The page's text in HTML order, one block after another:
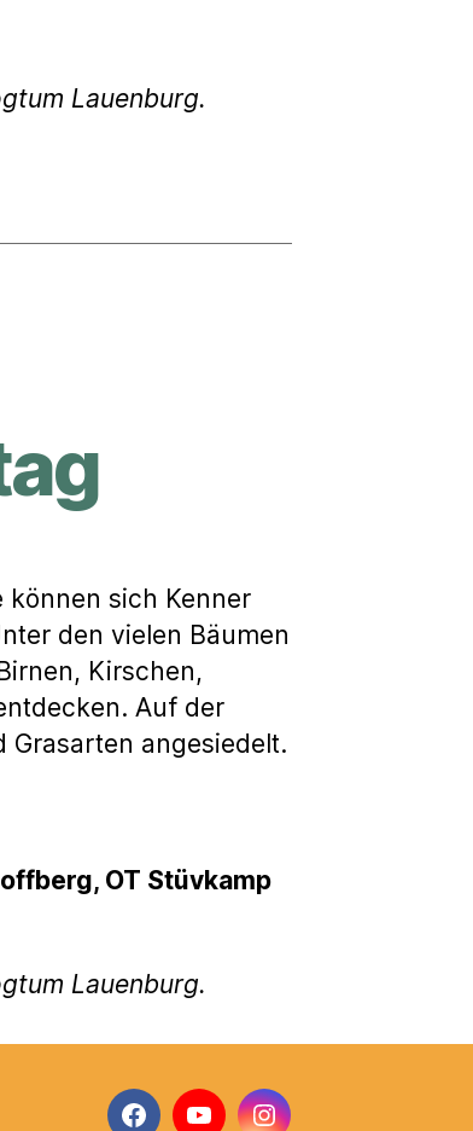
Lauenburg.
sich Kenner
den vielen Bäumen
Kirschen,
Auf der
angesiedelt.
OT Stüvkamp
Lauenburg.